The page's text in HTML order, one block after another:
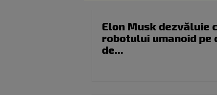
Elon Musk dezvăluie
robotului umanoid
de...